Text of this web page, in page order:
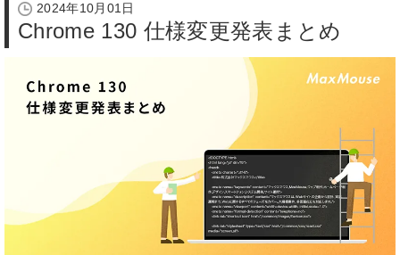
2024年10月01日
Chrome 130 仕様変更発表まとめ